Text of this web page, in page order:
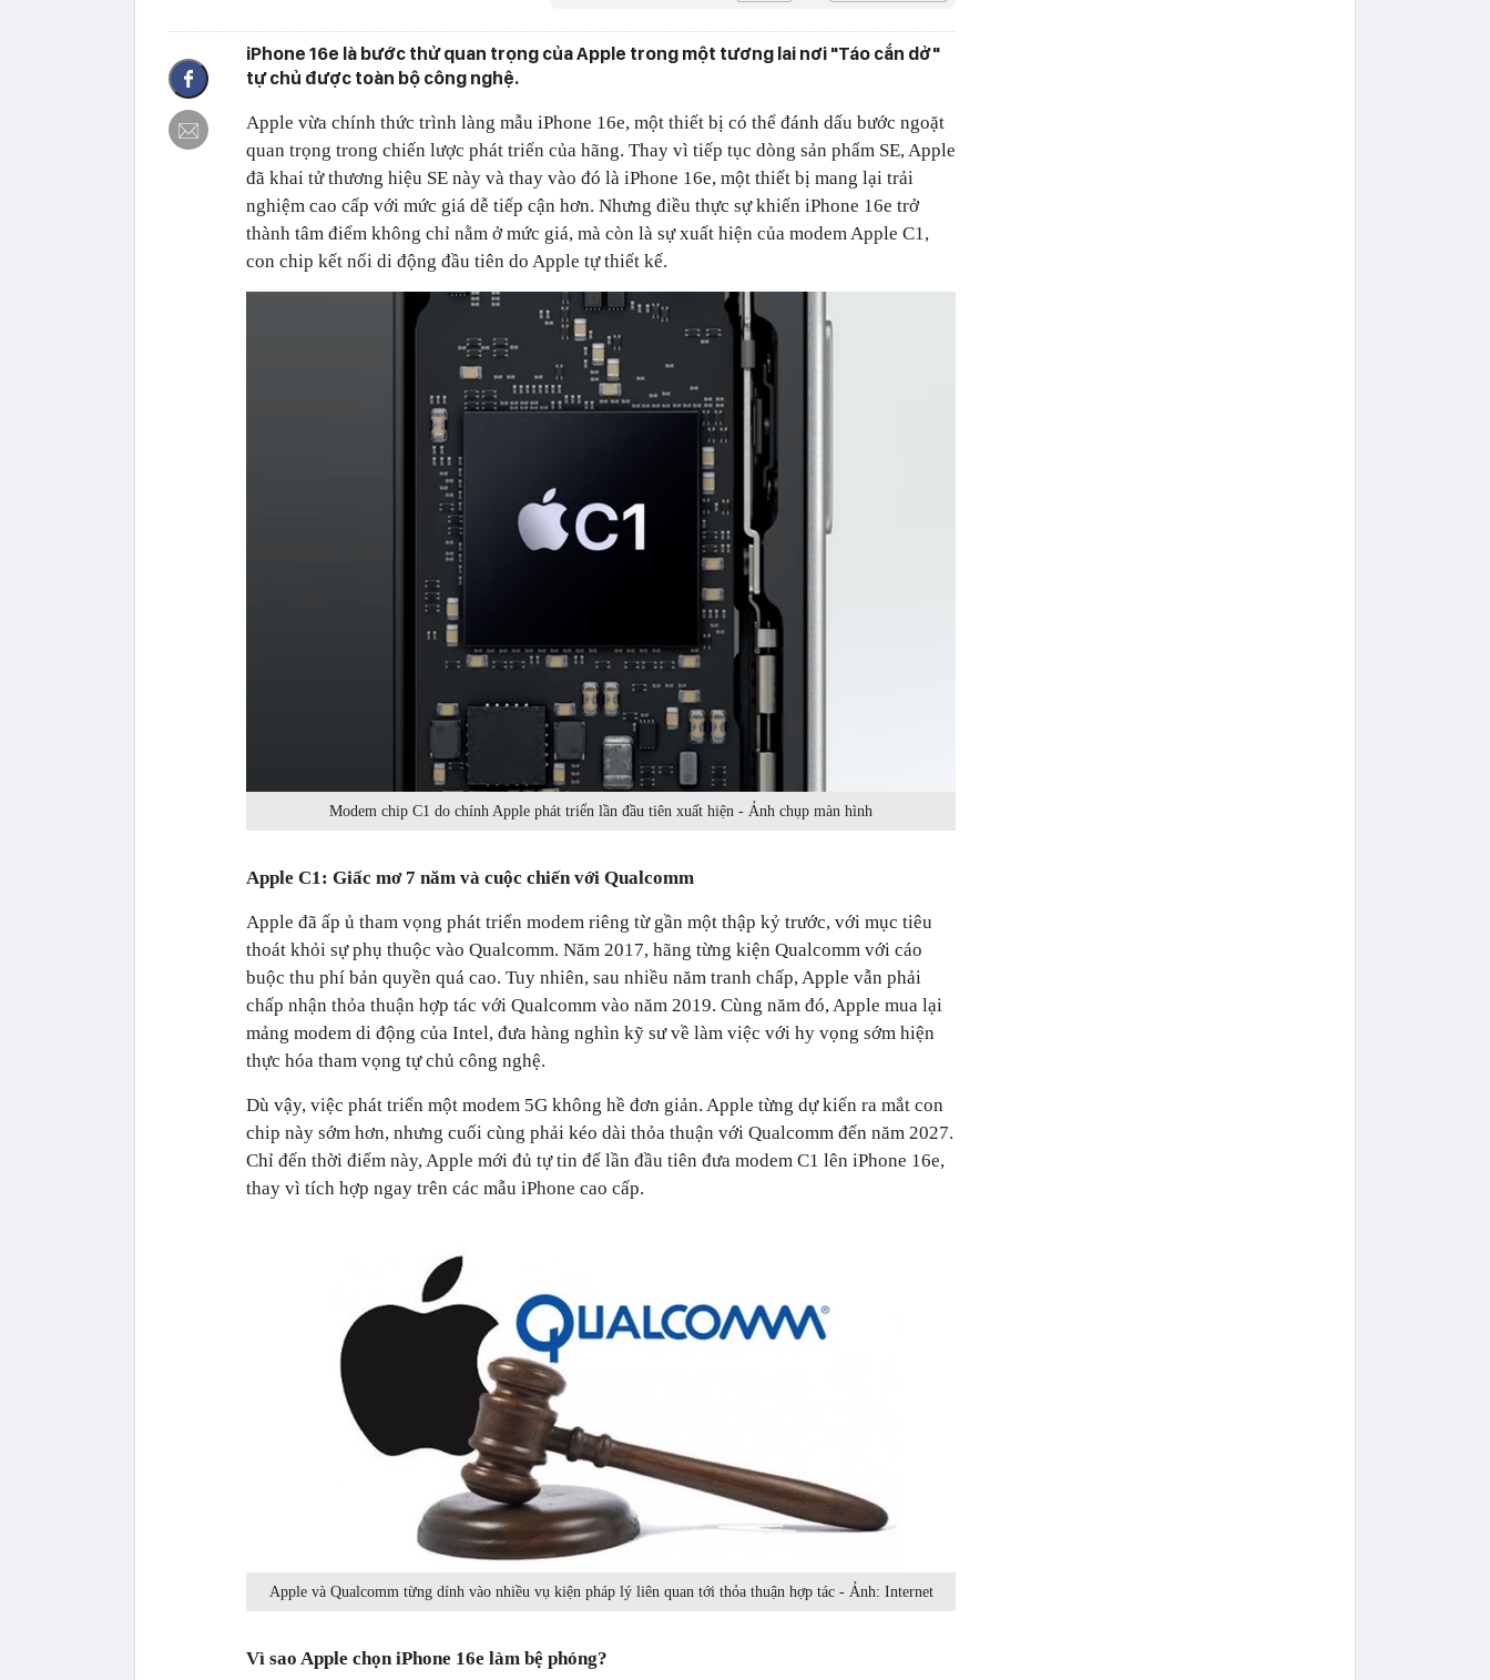
iPhone 16e là bước thử quan trọng của Apple trong một tương lai nơi "Táo cắn dở"
tự chủ được toàn bộ công nghệ.
Apple vừa chính thức trình làng mẫu iPhone 16e, một thiết bị có thể đánh dấu bước ngoặt
quan trọng trong chiến lược phát triển của hãng. Thay vì tiếp tục dòng sản phẩm SE, Apple
đã khai tử thương hiệu SE này và thay vào đó là iPhone 16e, một thiết bị mang lại trải
nghiệm cao cấp với mức giá dễ tiếp cận hơn. Nhưng điều thực sự khiến iPhone 16e trở
thành tâm điểm không chỉ nằm ở mức giá, mà còn là sự xuất hiện của modem Apple C1,
con chip kết nối di động đầu tiên do Apple tự thiết kế.
Modem chip C1 do chính Apple phát triển lần đầu tiên xuất hiện - Ảnh chụp màn hình
Apple C1: Giấc mơ 7 năm và cuộc chiến với Qualcomm
Apple đã ấp ủ tham vọng phát triển modem riêng từ gần một thập kỷ trước, với mục tiêu
thoát khỏi sự phụ thuộc vào Qualcomm. Năm 2017, hãng từng kiện Qualcomm với cáo
buộc thu phí bản quyền quá cao. Tuy nhiên, sau nhiều năm tranh chấp, Apple vẫn phải
chấp nhận thỏa thuận hợp tác với Qualcomm vào năm 2019. Cùng năm đó, Apple mua lại
mảng modem di động của Intel, đưa hàng nghìn kỹ sư về làm việc với hy vọng sớm hiện
thực hóa tham vọng tự chủ công nghệ.
Dù vậy, việc phát triển một modem 5G không hề đơn giản. Apple từng dự kiến ra mắt con
chip này sớm hơn, nhưng cuối cùng phải kéo dài thỏa thuận với Qualcomm đến năm 2027.
Chỉ đến thời điểm này, Apple mới đủ tự tin để lần đầu tiên đưa modem C1 lên iPhone 16e,
thay vì tích hợp ngay trên các mẫu iPhone cao cấp.
Apple và Qualcomm từng dính vào nhiều vụ kiện pháp lý liên quan tới thỏa thuận hợp tác - Ảnh: Internet
Vì sao Apple chọn iPhone 16e làm bệ phóng?